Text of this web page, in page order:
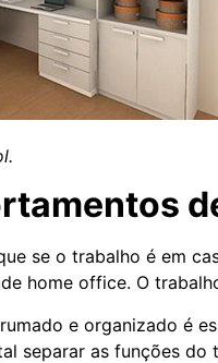
se o trabalho é em
home office. O
e organizado é
separar as funções